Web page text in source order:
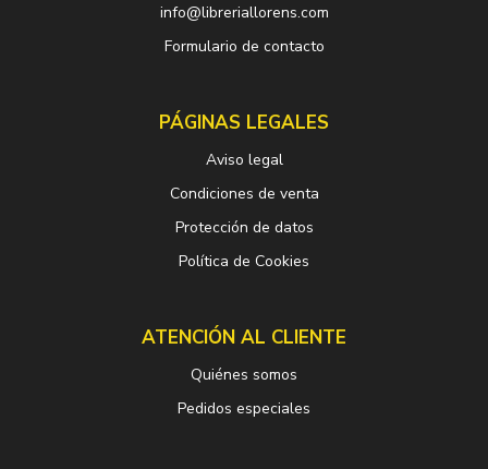
info@libreriallorens.com
Formulario de contacto
PÁGINAS LEGALES
Aviso legal
Condiciones de venta
Protección de datos
Política de Cookies
ATENCIÓN AL CLIENTE
Quiénes somos
Pedidos especiales